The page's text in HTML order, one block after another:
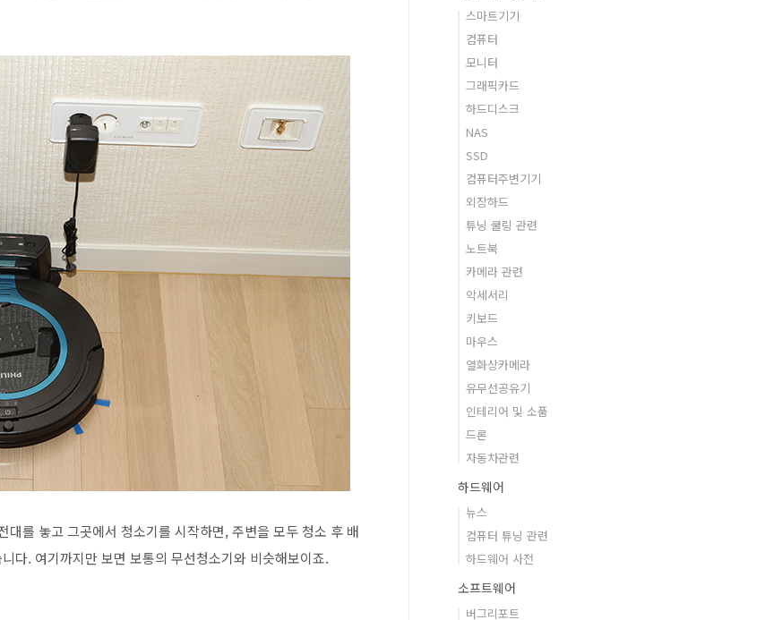
를 놓고 그곳에서 청소기를 시작하면, 주변을 모두 청소 후 배
다. 여기까지만 보면 보통의 무선청소기와 비슷해보이죠.
스마트기기
컴퓨터
모니터
그래픽카드
하드디스크
NAS
SSD
컴퓨터주변기기
외장하드
튜닝 쿨링 관련
노트북
카메라 관련
악세서리
키보드
마우스
열화상카메라
유무선공유기
인테리어 및 소품
드론
자동차관련
하드웨어
뉴스
컴퓨터 튜닝 관련
하드웨어 사전
소프트웨어
버그리포트